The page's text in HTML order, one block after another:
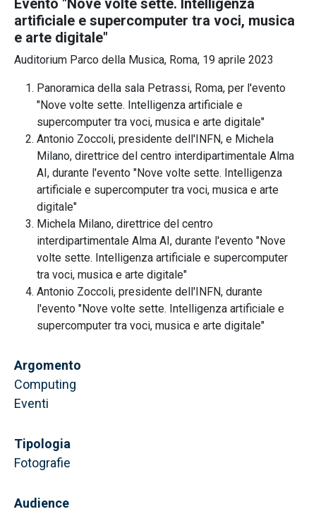
Evento "Nove volte sette. Intelligenza
artificiale e supercomputer tra voci, musica
e arte digitale"
Auditorium Parco della Musica, Roma, 19 aprile 2023
Panoramica della sala Petrassi, Roma, per l'evento
"Nove volte sette. Intelligenza artificiale e
supercomputer tra voci, musica e arte digitale"
Antonio Zoccoli, presidente dell'INFN, e Michela
Milano, direttrice del centro interdipartimentale Alma
AI, durante l'evento "Nove volte sette. Intelligenza
artificiale e supercomputer tra voci, musica e arte
digitale"
Michela Milano, direttrice del centro
interdipartimentale Alma AI, durante l'evento "Nove
volte sette. Intelligenza artificiale e supercomputer
tra voci, musica e arte digitale"
Antonio Zoccoli, presidente dell'INFN, durante
l'evento "Nove volte sette. Intelligenza artificiale e
supercomputer tra voci, musica e arte digitale"
Argomento
Computing
Eventi
Tipologia
Fotografie
Audience